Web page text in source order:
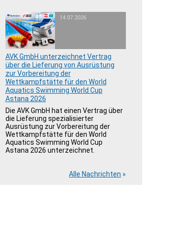
14.07.2026
AVK GmbH unterzeichnet Vertrag
über die Lieferung von Ausrüstung
zur Vorbereitung der
Wettkampfstätte für den World
Aquatics Swimming World Cup
Astana 2026
Die AVK GmbH hat einen Vertrag über
die Lieferung spezialisierter
Ausrüstung zur Vorbereitung der
Wettkampfstätte für den World
Aquatics Swimming World Cup
Astana 2026 unterzeichnet.
Alle Nachrichten »